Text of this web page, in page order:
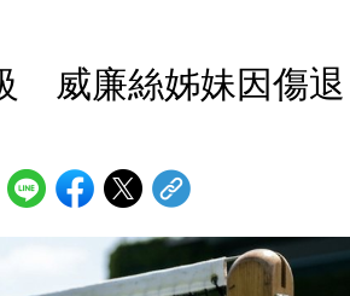
威廉絲姊妹因傷退